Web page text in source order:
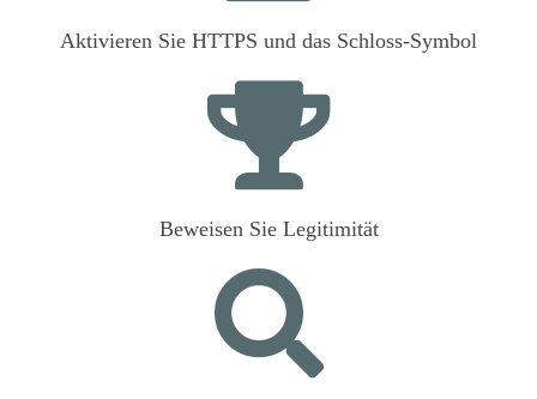
Aktivieren Sie HTTPS und das Schloss-Symbol
Beweisen Sie Legitimität